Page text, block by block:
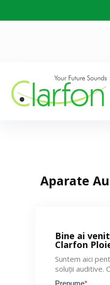
Aparate
Bine ai
Clarfon
Suntem aici
soluții auditive.